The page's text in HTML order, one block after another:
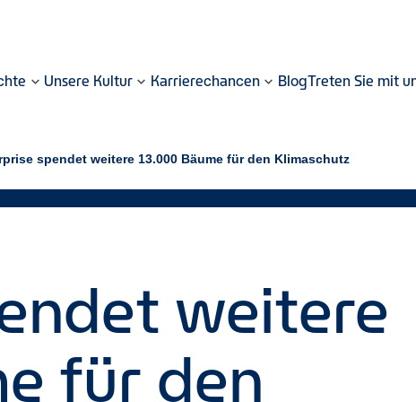
Unsere Kultur Karrierechancen BlogTreten Sie mit
spendet weitere 13.000 Bäume für den Klimaschutz
weitere
für den